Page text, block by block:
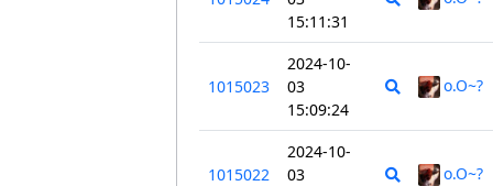
15:11:31
1015023
2024-10-
03
15:09:24
o.O~?
1015022
2024-10-
03
o.O~?